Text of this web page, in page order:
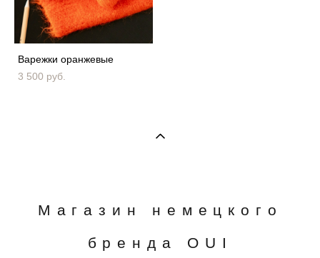
Варежки оранжевые
3 500 pуб.
Магазин немецкого
бренда OUI